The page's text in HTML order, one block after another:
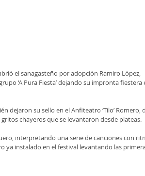
el sanagasteño por adopción Ramiro López,
‘A Pura Fiesta’ dejando su impronta fiestera
dejaron su sello en el Anfiteatro ‘Tilo’ Romero,
chayeros que se levantaron desde plateas.
interpretando una serie de canciones con
ya instalado en el festival levantando las